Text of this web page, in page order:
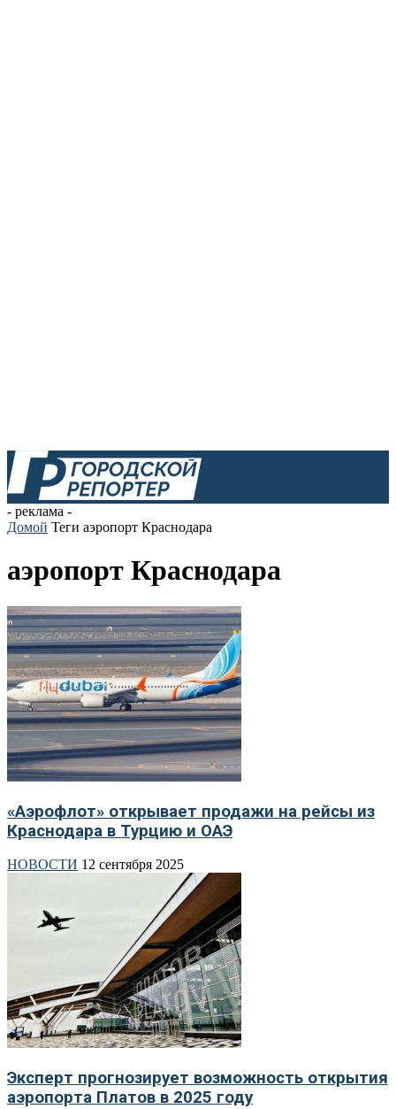
- реклама -
Домой Теги аэропорт Краснодара
аэропорт Краснодара
«Аэрофлот» открывает продажи на рейсы из
Краснодара в Турцию и ОАЭ
НОВОСТИ 12 сентября 2025
Эксперт прогнозирует возможность открытия
аэропорта Платов в 2025 году